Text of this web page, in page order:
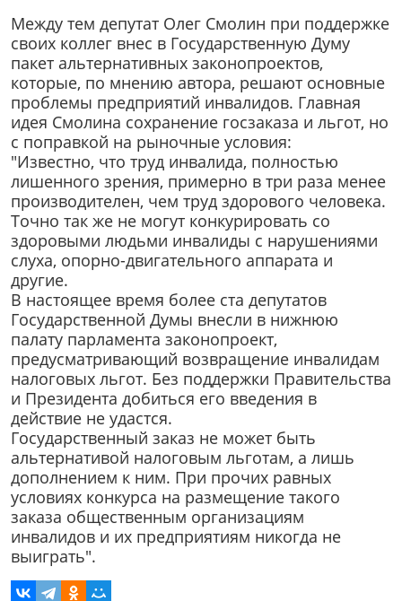
Между тем депутат Олег Смолин при поддержке
своих коллег внес в Государственную Думу
пакет альтернативных законопроектов,
которые, по мнению автора, решают основные
проблемы предприятий инвалидов. Главная
идея Смолина сохранение госзаказа и льгот, но
с поправкой на рыночные условия:
"Известно, что труд инвалида, полностью
лишенного зрения, примерно в три раза менее
производителен, чем труд здорового человека.
Точно так же не могут конкурировать со
здоровыми людьми инвалиды с нарушениями
слуха, опорно-двигательного аппарата и
другие.
В настоящее время более ста депутатов
Государственной Думы внесли в нижнюю
палату парламента законопроект,
предусматривающий возвращение инвалидам
налоговых льгот. Без поддержки Правительства
и Президента добиться его введения в
действие не удастся.
Государственный заказ не может быть
альтернативой налоговым льготам, а лишь
дополнением к ним. При прочих равных
условиях конкурса на размещение такого
заказа общественным организациям
инвалидов и их предприятиям никогда не
выиграть".